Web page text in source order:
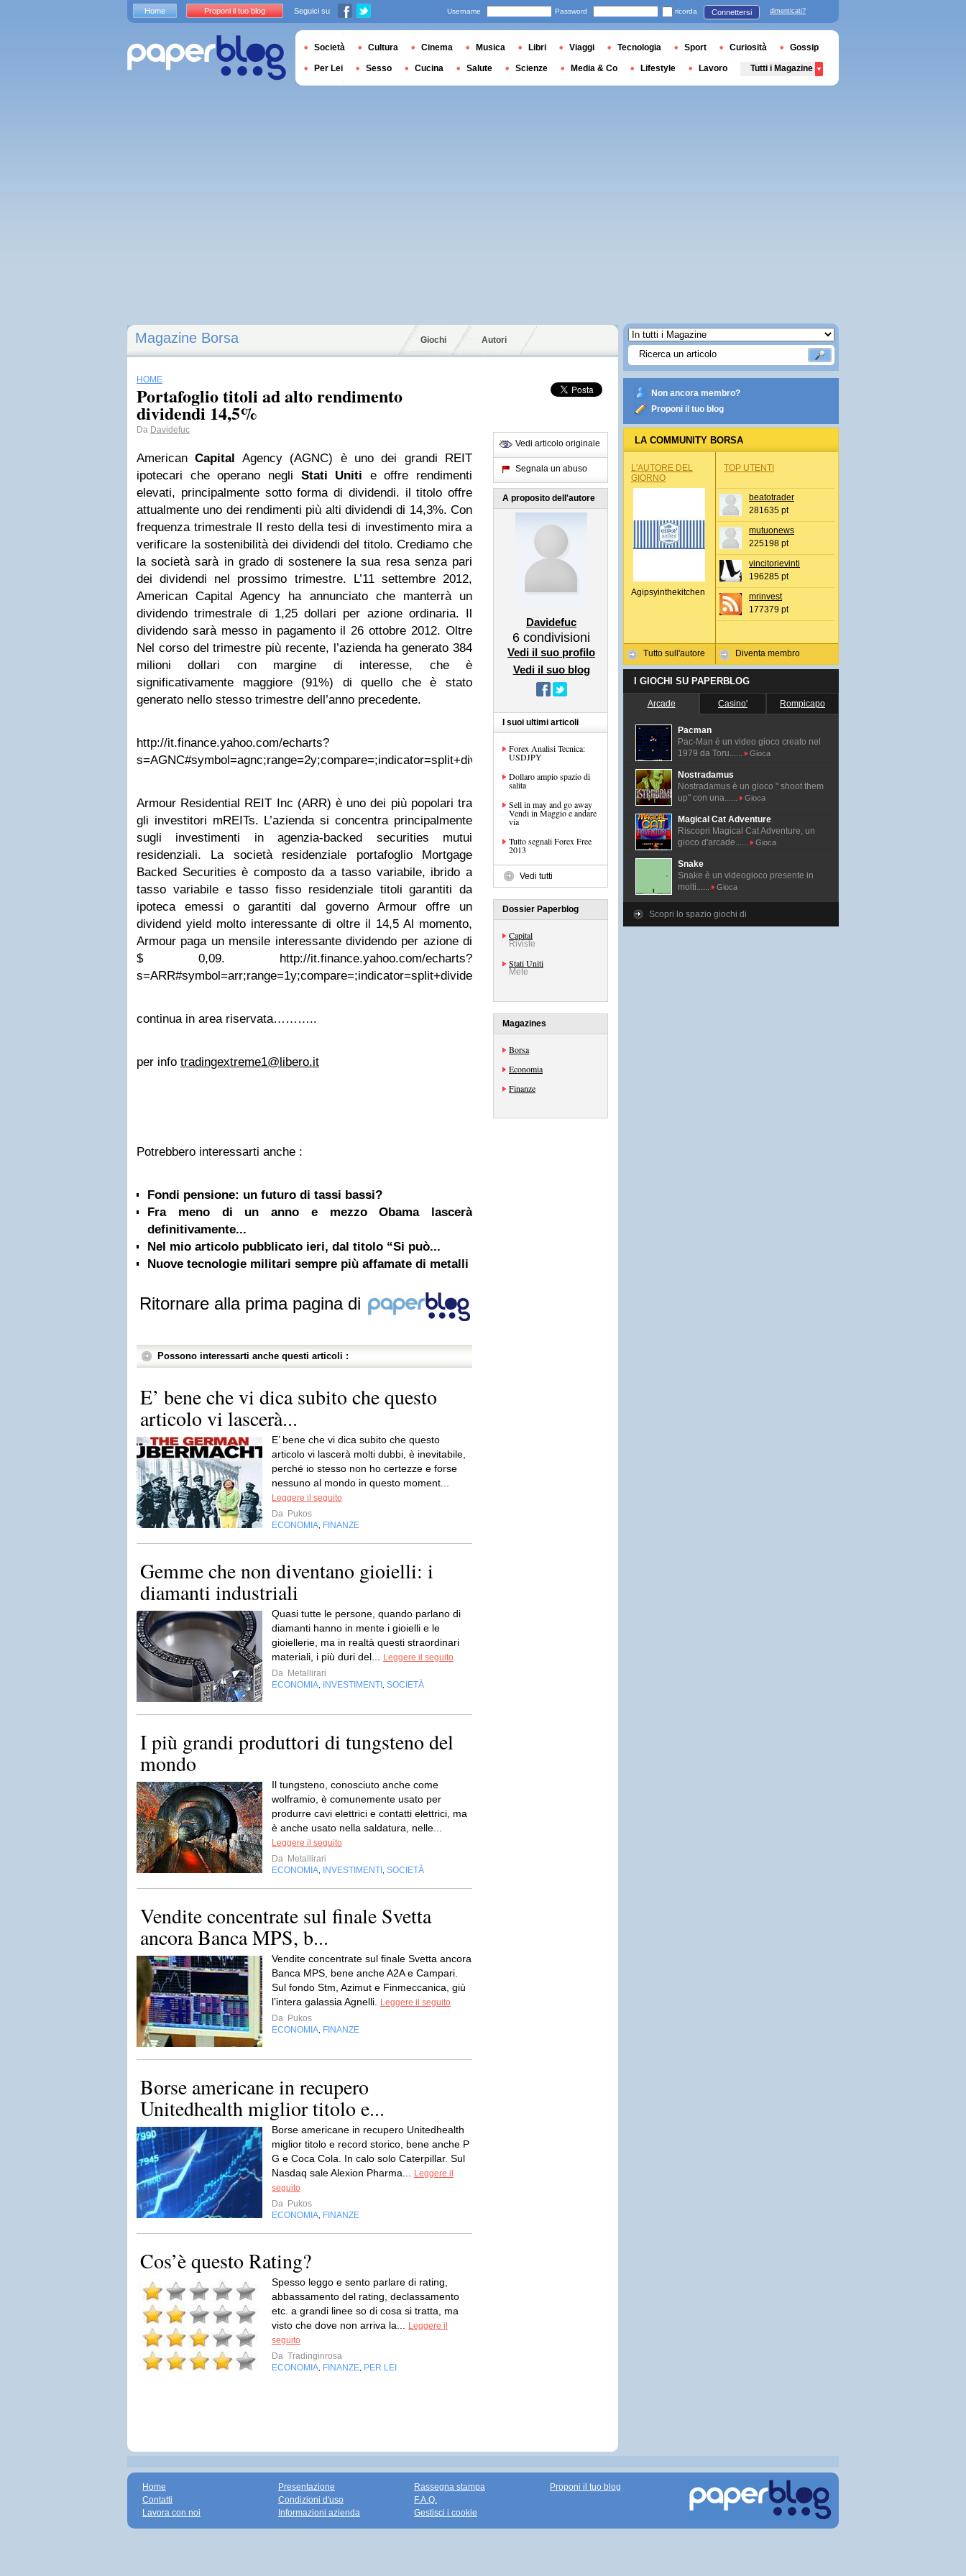
Magazine Borsa Giochi Autori
HOME
Portafoglio titoli ad alto rendimento
dividendi 14,5%
Da Davidefuc
AmericanCapital Agency (AGNC) è uno dei grandi REIT
ipotecari che operano negli Stati Uniti e offre rendimenti
elevati, principalmente sotto forma di dividendi. il titolo offre
attualmente uno dei rendimenti più alti dividendi di 14,3%. Con
frequenza trimestrale Il resto della tesi di investimento mira a
verificare la sostenibilità dei dividendi del titolo. Crediamo che
la società sarà in grado di sostenere la sua resa senza pari
dei dividendi nel prossimo trimestre. L’11 settembre 2012,
American Capital Agency ha annunciato che manterrà un
dividendo trimestrale di 1,25 dollari per azione ordinaria. Il
dividendo sarà messo in pagamento il 26 ottobre 2012. Oltre
Nel corso del trimestre più recente, l’azienda ha generato 384
milioni dollari con margine di interesse, che è
significativamente maggiore (91%) di quello che è stato
generato nello stesso trimestre dell’anno precedente.
http://it.finance.yahoo.com/echarts?
Armour Residential REIT Inc (ARR) è uno dei più popolari tra
gli investitori mREITs. L’azienda si concentra principalmente
sugli investimenti in agenzia-backed securities mutui
residenziali. La società residenziale portafoglio Mortgage
Backed Securities è composto da a tasso variabile, ibrido a
tasso variabile e tasso fisso residenziale titoli garantiti da
ipoteca emessi o garantiti dal governo Armour offre un
dividend yield molto interessante di oltre il 14,5 Al momento,
Armour paga un mensile interessante dividendo per azione di
$ 0,09. http://it.finance.yahoo.com/echarts?
s=ARR#symbol=arr;range=1y;compare=;indicator=split+dividend+ema+volume;charttype=area;crosshair=on;ohlcvalues=0;logscale=off;source=undefined;
continua in area riservata………..
per info tradingextreme1@libero.it
Potrebbero interessarti anche :
Fondi pensione: un futuro di tassi bassi?
Fra meno di un anno e mezzo Obama lascerà
definitivamente...
Nel mio articolo pubblicato ieri, dal titolo “Si può...
Nuove tecnologie militari sempre più affamate di metalli
Ritornare alla prima pagina di
Possono interessarti anche questi articoli :
E’ bene che vi dica subito che questo
articolo vi lascerà...
E’ bene che vi dica subito che questo
articolo vi lascerà molti dubbi, è inevitabile,
perché io stesso non ho certezze e forse
nessuno al mondo in questo moment...
Leggere il seguito
Da Pukos
ECONOMIA FINANZE
Gemme che non diventano gioielli: i
diamanti industriali
Quasi tutte le persone, quando parlano di
diamanti hanno in mente i gioielli e le
gioiellerie, ma in realtà questi straordinari
materiali, i più duri del...
Leggere il seguito
Da Metallirari
ECONOMIA
INVESTIMENTI SOCIETÀ
I più grandi produttori di tungsteno del
mondo
Il tungsteno, conosciuto anche come
wolframio, è comunemente usato per
produrre cavi elettrici e contatti elettrici, ma
è anche usato nella saldatura, nelle...
Leggere il seguito
Da Metallirari
ECONOMIA
INVESTIMENTI SOCIETÀ
Vendite concentrate sul finale Svetta
ancora Banca MPS, b...
Vendite concentrate sul finale Svetta ancora
Banca MPS, bene anche A2A e Campari.
Sul fondo Stm, Azimut e Finmeccanica, giù
l’intera galassia Agnelli.
Leggere il seguito
Da Pukos
ECONOMIA FINANZE
Borse americane in recupero
Unitedhealth miglior titolo e...
Borse americane in recupero Unitedhealth
miglior titolo e record storico, bene anche P
G e Coca Cola. In calo solo Caterpillar. Sul
Nasdaq sale Alexion Pharma...
Leggere il
seguito
Da Pukos
ECONOMIA FINANZE
Cos’è questo Rating?
Spesso leggo e sento parlare di rating,
abbassamento del rating, declassamento
etc. a grandi linee so di cosa si tratta, ma
visto che dove non arriva la...
Leggere il
seguito
Da Tradinginrosa
ECONOMIA FINANZE PER LEI
Vedi articolo originale
Segnala un abuso
A proposito dell'autore
Davidefuc
6 condivisioni
Vedi il suo profilo
Vedi il suo blog
I suoi ultimi articoli
Forex Analisi Tecnica:
USDJPY
Dollaro ampio spazio di
salita
Sell in may and go away
Vendi in Maggio e andare
via
Tutto segnali Forex Free
2013
Vedi tutti
Dossier Paperblog
Capital
Riviste
Stati Uniti
Mete
Magazines
Borsa
Economia
Finanze
Non ancora membro?
Proponi il tuo blog
LA COMMUNITY BORSA
L'AUTORE DEL
GIORNO
Agipsyinthekitchen
Tutto sull'autore
TOP UTENTI
beatotrader
281635 pt
mutuonews
225198 pt
vincitorievinti
196285 pt
mrinvest
177379 pt
Diventa membro
I GIOCHI SU PAPERBLOG
Arcade Casino' Rompicapo
Pacman
Pac-Man é un video gioco creato nel
1979 da Toru......
Gioca
Nostradamus
Nostradamus è un gioco " shoot them
up" con una......
Gioca
Magical Cat Adventure
Riscopri Magical Cat Adventure, un
gioco d'arcade......
Gioca
Snake
Snake è un videogioco presente in
molti......
Gioca
Scopri lo spazio giochi di
Home Proponi il tuo blog Seguici su Username Password ricorda Connettersi dimenticati?
Società Cultura Cinema Musica Libri Viaggi Tecnologia Sport Curiosità Gossip
Per Lei Sesso Cucina Salute Scienze Media & Co Lifestyle Lavoro Tutti i Magazine
Home
Contatti
Lavora con noi
Presentazione
Condizioni d'uso
Informazioni azienda
Rassegna stampa
F.A.Q.
Gestisci i cookie
Proponi il tuo blog